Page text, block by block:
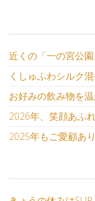
近くの「一の宮公
くしゅふわシルク
お好みの飲み物を温
2026年、笑顔あふ
2025年もご愛顧あ